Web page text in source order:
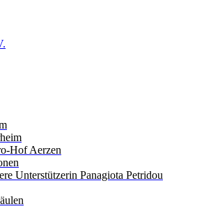
Hof Aerzen
Unterstützerin Panagiota Petridou